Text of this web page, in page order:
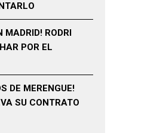
MADRID! RODRI
POR EL
DE MERENGUE!
SU CONTRATO